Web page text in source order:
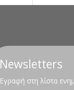
Newsletters
Εγραφή στη λίστα